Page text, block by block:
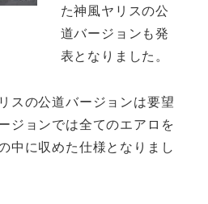
た神風ヤリスの公
道バージョンも発
表となりました。
スの公道バージョンは要望
ジョンでは全てのエアロを
中に収めた仕様となりまし